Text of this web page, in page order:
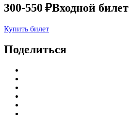
300-550 ₽Входной билет
Купить билет
Поделиться